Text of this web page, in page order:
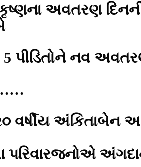
અવતરણ
પીડિતોને નવ
વર્ષીય અંકિતાબેન